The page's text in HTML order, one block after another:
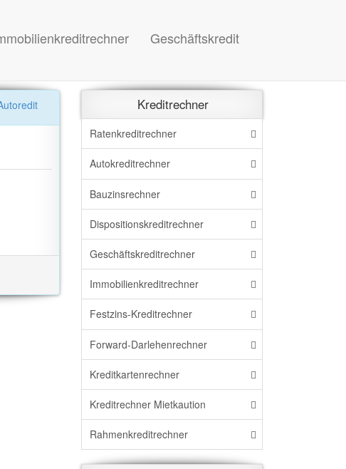
Geschäftskredit
Kreditrechner
Ratenkreditrechner
Autokreditrechner
Bauzinsrechner
Dispositionskreditrechner
Geschäftskreditrechner
Immobilienkreditrechner
Festzins-Kreditrechner
Forward-Darlehenrechner
Kreditkartenrechner
Kreditrechner Mietkaution
Rahmenkreditrechner